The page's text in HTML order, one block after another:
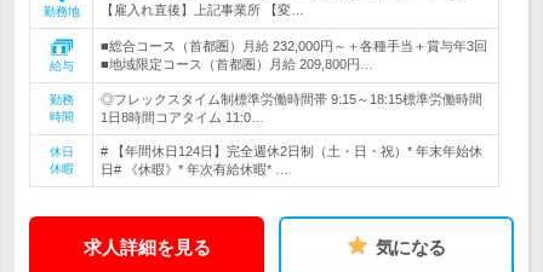
勤務地
【雇入れ直後】上記事業所 【変…
給与
■総合コース（首都圏）月給 232,000円～＋各種手当＋賞与年3回
■地域限定コース（首都圏）月給 209,800円…
勤務
時間
◎フレックスタイム制標準労働時間帯 9:15～18:15標準労働時間
1日8時間コアタイム 11:0…
休日
休暇
# 【年間休日124日】完全週休2日制（土・日・祝）* 年末年始休
日# 《休暇》* 年次有給休暇* …
求人詳細を見る 気になる